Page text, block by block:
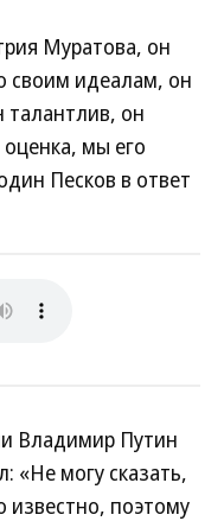
Муратова, он
своим идеалам, он
он
мы его
Песков в ответ
Владимир Путин
«Не могу сказать,
известно, поэтому